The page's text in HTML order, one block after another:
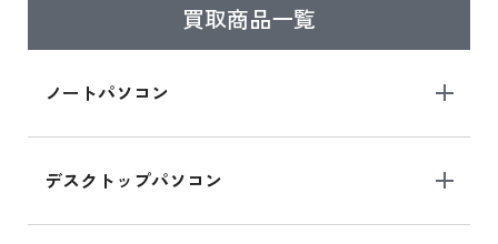
買取商品一覧
ノートパソコン
デスクトップパソコン
ら
iPad mini シリーズ 2024
iPad mini 8.3インチ の新品買取価格